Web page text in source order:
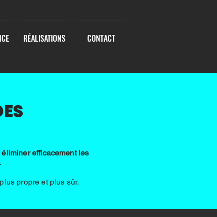
RÉALISATIONS CONTACT
éliminer efficacement les
propre et plus sûr.